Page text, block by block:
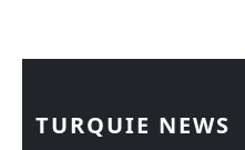
TURQUIE NEWS